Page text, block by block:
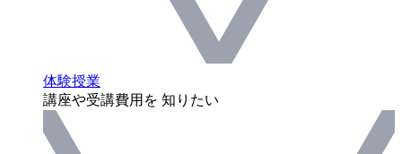
体験授業
講座や受講費用を 知りたい